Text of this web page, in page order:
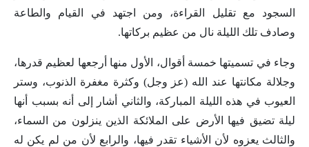
السجود مع تقليل القراءة، ومن اجتهد في القيام والطاعة
وصادف تلك الليلة نال من عظيم بركاتها.
وجاء في تسميتها خمسة أقوال، الأول منها أرجعها لعظيم قدرها،
وجلالة مكانتها عند الله (عز وجل) وكثرة مغفرة الذنوب، وستر
العيوب في هذه الليلة المباركة، والثاني أشار إلى أنه بسبب أنها
ليلة تضيق فيها الأرض على الملائكة الذين ينزلون من السماء،
والثالث يعزوه لأن الأشياء تقدر فيها، والرابع لأن من لم يكن له